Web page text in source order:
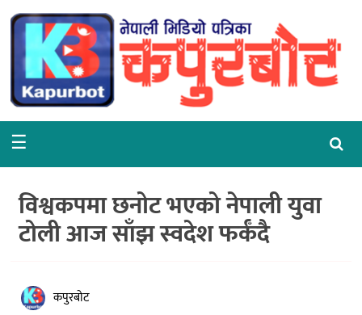
गृहपृष्ठ
समाचार
राजनीति
वरपर
शिक्षा
विचार
☰
विश्वकपमा छनोट भएको नेपाली युवा
टोली आज साँझ स्वदेश फर्कँदै
कपुरबोट